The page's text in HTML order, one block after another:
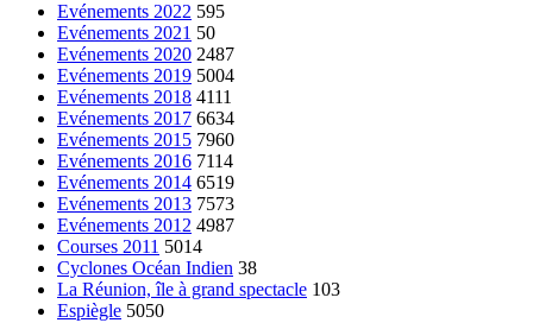
Evénements 2022 595
Evénements 2021 50
Evénements 2020 2487
Evénements 2019 5004
Evénements 2018 4111
Evénements 2017 6634
Evénements 2015 7960
Evénements 2016 7114
Evénements 2014 6519
Evénements 2013 7573
Evénements 2012 4987
Courses 2011 5014
Cyclones Océan Indien 38
La Réunion, île à grand spectacle 103
Espiègle 5050